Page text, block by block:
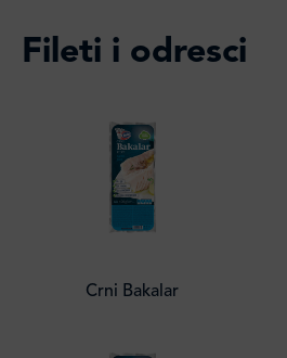
Fileti i odresci
Crni Bakalar